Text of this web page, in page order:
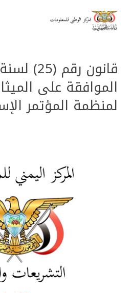
الموافقة على
لمنظمة المؤتمر